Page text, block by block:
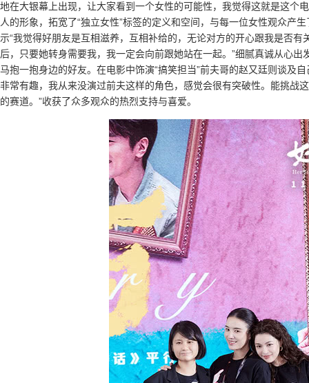
地在大银幕上出现，让大家看到一个女性的可能性，我觉得这就是这个
人的形象，拓宽了“独立女性”标签的定义和空间，与每一位女性观众产
示“我觉得好朋友是互相滋养，互相补给的，无论对方的开心跟我是否
后，只要她转身需要我，我一定会向前跟她站在一起。”细腻真诚从心
马抱一抱身边的好友。在电影中饰演“搞笑担当”前夫哥的赵又廷则谈及
非常有趣，我从来没演过前夫这样的角色，感觉会很有突破性。能挑战
的赛道。”收获了众多观众的热烈支持与喜爱。